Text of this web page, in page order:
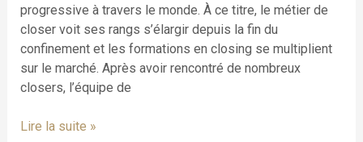
progressive à travers le monde. À ce titre, le métier de
closer voit ses rangs s’élargir depuis la fin du
confinement et les formations en closing se multiplient
sur le marché. Après avoir rencontré de nombreux
closers, l’équipe de
Lire la suite »